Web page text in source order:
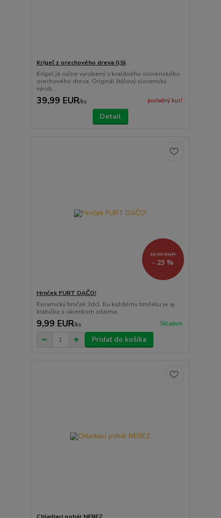
Krígeľ z orechového dreva 0,5l
Krígeľ je ručne vyrobený z kvalitného slovenského
orechového dreva. Originál štýlový slovenský
výrob...
39,99 EUR/ks posledný kus!
Detail
12,99 EUR
- 23 %
Hrnček FURT DAČO!
Keramický hrnček 3dcl. Ku každému hrnčeku je aj
krabička s okienkom zdarma.
9,99 EUR/ks Skladom
Pridať do košíka
Chladiaci pohár NEREZ